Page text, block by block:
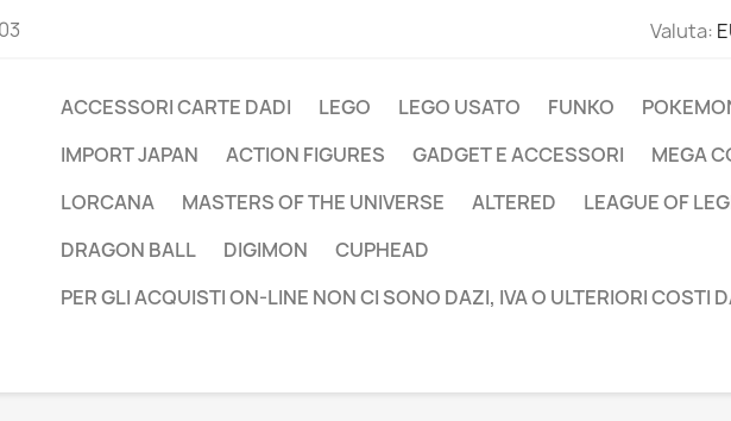
Valuta:
ACCESSORI CARTE DADI LEGO LEGO USATO FUNKO
IMPORT JAPAN
ACTION FIGURES GADGET E ACCESSORI MEGA
LORCANA
MASTERS OF THE UNIVERSE ALTERED LEAGUE OF
DRAGON BALL
DIGIMON
CUPHEAD
PER GLI ACQUISTI ON-LINE NON CI SONO DAZI, IVA O ULTERIORI COSTI